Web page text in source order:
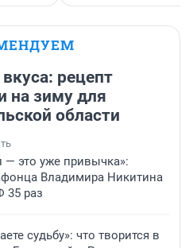
рецепт
на зиму для
области
— это уже привычка»:
Владимира Никитина
35 раз
судьбу»: что творится в